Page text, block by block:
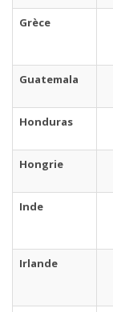
Grèce
Guatemala
Honduras
Hongrie
Inde
Irlande